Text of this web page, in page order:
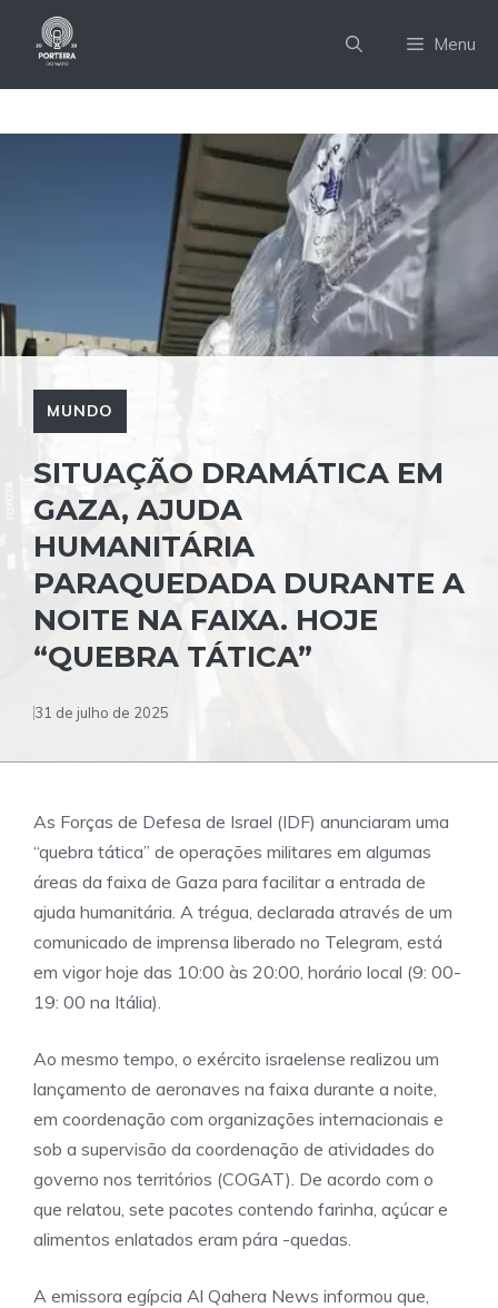
Menu
MUNDO
SITUAÇÃO DRAMÁTICA EM
GAZA, AJUDA
HUMANITÁRIA
PARAQUEDADA DURANTE A
NOITE NA FAIXA. HOJE
“QUEBRA TÁTICA”
31 de julho de 2025
As Forças de Defesa de Israel (IDF) anunciaram uma
“quebra tática” de operações militares em algumas
áreas da faixa de Gaza para facilitar a entrada de
ajuda humanitária. A trégua, declarada através de um
comunicado de imprensa liberado no Telegram, está
em vigor hoje das 10:00 às 20:00, horário local (9: 00-
19: 00 na Itália).
Ao mesmo tempo, o exército israelense realizou um
lançamento de aeronaves na faixa durante a noite,
em coordenação com organizações internacionais e
sob a supervisão da coordenação de atividades do
governo nos territórios (COGAT). De acordo com o
que relatou, sete pacotes contendo farinha, açúcar e
alimentos enlatados eram pára -quedas.
A emissora egípcia Al Qahera News informou que,